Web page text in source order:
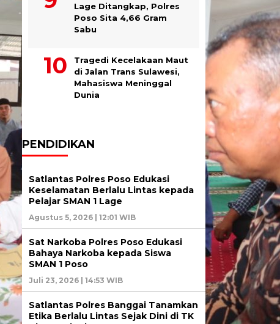
Lage Ditangkap, Polres
Poso Sita 4,66 Gram
Sabu
Tragedi Kecelakaan Maut
di Jalan Trans Sulawesi,
Mahasiswa Meninggal
Dunia
PENDIDIKAN
Satlantas Polres Poso Edukasi
Keselamatan Berlalu Lintas kepada
Pelajar SMAN 1 Lage
Agustus 5, 2026 | 12:01 WIB
Sat Narkoba Polres Poso Edukasi
Bahaya Narkoba kepada Siswa
SMAN 1 Poso
Juli 23, 2026 | 14:53 WIB
Satlantas Polres Banggai Tanamkan
Etika Berlalu Lintas Sejak Dini di TK